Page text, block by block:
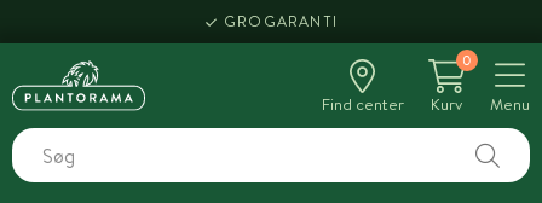
GROGARANTI
Find center
0
Kurv
Menu